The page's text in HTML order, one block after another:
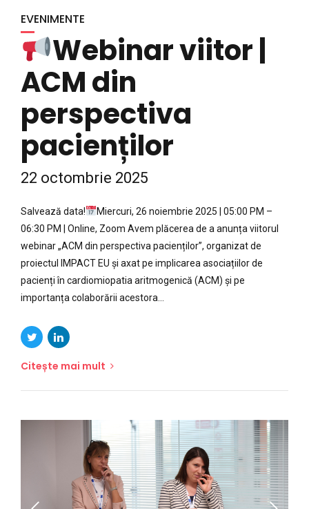
EVENIMENTE
Webinar viitor |
ACM din
perspectiva
pacienților
22 octombrie 2025
Salvează data!
Miercuri, 26 noiembrie 2025 | 05:00 PM –
06:30 PM | Online, Zoom Avem plăcerea de a anunța viitorul
webinar „ACM din perspectiva pacienților”, organizat de
proiectul IMPACT EU și axat pe implicarea asociațiilor de
pacienți în cardiomiopatia aritmogenică (ACM) și pe
importanța colaborării acestora...
Citește mai mult